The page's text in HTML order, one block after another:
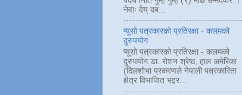
नेवाः देय् दब...
प्यूसो पत्रकारको प्रतिरक्षा - कलमको
दुरुपयोग
प्यूसो पत्रकारको प्रतिरक्षा - कलमको
दुरुपयोग डा. रोशन श्रेष्ठ, हाल अमेरिका
(दिलशोभा प्रकरणले नेपाली पत्रकारिता
क्षेत्र विभाजित भइर...